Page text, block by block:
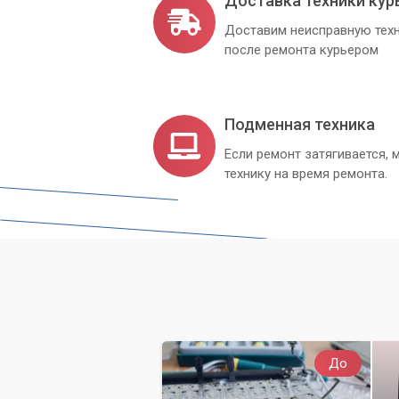
Доставим неисправную
после ремонта курьером
Подменная техника
Если ремонт
технику на время ремонта.
До